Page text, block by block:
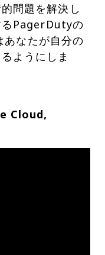
問題を解決し
るPagerDutyの
なたが自分の
ようにしま
Cloud,